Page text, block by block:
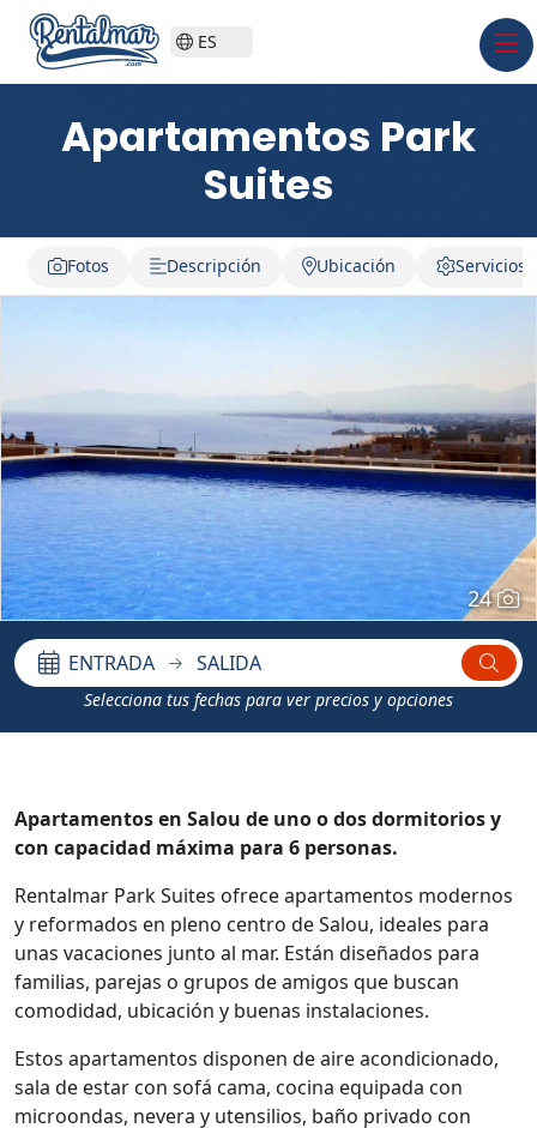
ES
Apartamentos Park
Suites
Fotos Descripción Ubicación Servicios
24
ENTRADA SALIDA
Selecciona tus fechas para ver precios y opciones
Apartamentos en Salou de uno o dos dormitorios y
con capacidad máxima para 6 personas.
Rentalmar Park Suites ofrece apartamentos modernos
y reformados en pleno centro de Salou, ideales para
unas vacaciones junto al mar. Están diseñados para
familias, parejas o grupos de amigos que buscan
comodidad, ubicación y buenas instalaciones.
Estos apartamentos disponen de aire acondicionado,
sala de estar con sofá cama, cocina equipada con
microondas, nevera y utensilios, baño privado con